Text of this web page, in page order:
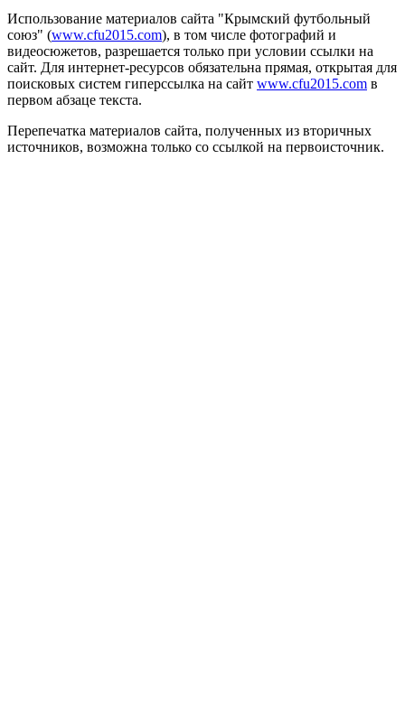
Использование материалов сайта "Крымский футбольный
союз" (www.cfu2015.com), в том числе фотографий и
видеосюжетов, разрешается только при условии ссылки на
сайт. Для интернет-ресурсов обязательна прямая, открытая для
поисковых систем гиперссылка на сайт www.cfu2015.com в
первом абзаце текста.
Перепечатка материалов сайта, полученных из вторичных
источников, возможна только со ссылкой на первоисточник.